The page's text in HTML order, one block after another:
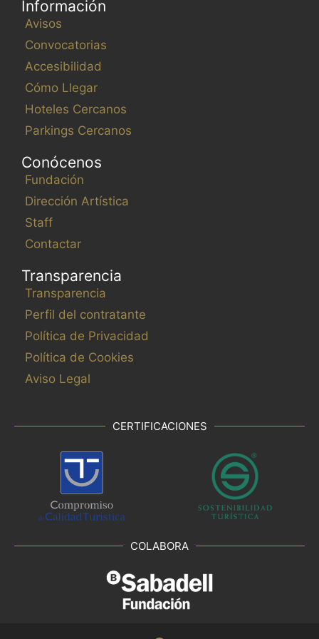
Información
Avisos
Convocatorias
Accesibilidad
Cómo Llegar
Hoteles Cercanos
Parkings Cercanos
Conócenos
Fundación
Dirección Artística
Staff
Contactar
Transparencia
Transparencia
Perfil del contratante
Política de Privacidad
Política de Cookies
Aviso Legal
CERTIFICACIONES
COLABORA